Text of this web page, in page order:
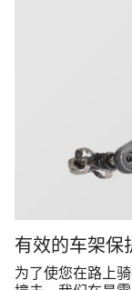
有效的车架保
为了使您在路上